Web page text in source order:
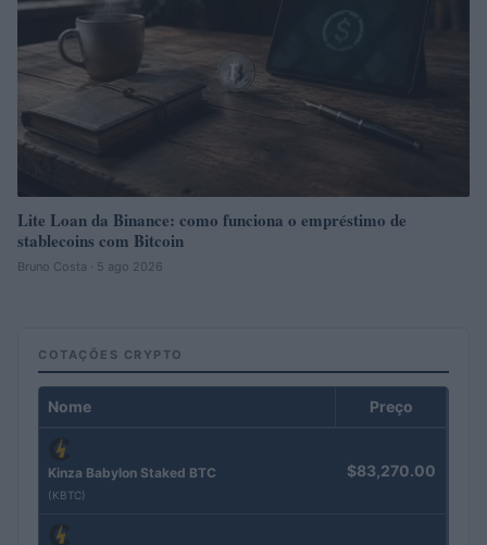
Lite Loan da Binance: como funciona o empréstimo de
stablecoins com Bitcoin
Bruno Costa · 5 ago 2026
COTAÇÕES CRYPTO
Nome Preço
Kinza Babylon Staked BTC
(KBTC)
$83,270.00